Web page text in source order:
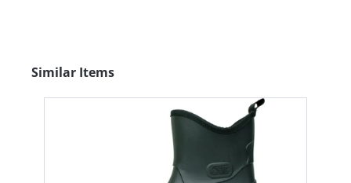
Produktgalerie überspringen
Similar Items